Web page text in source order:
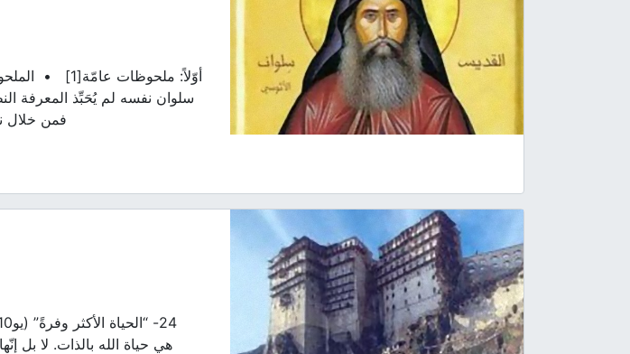
أوّلاً: ملحوظات
سلوان نفسه لم يُحَبِّذ المعرفة
فمن خلال
هي حياة الله بالذات. لا بل